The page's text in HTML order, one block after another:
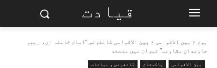
قیادت
ہوم بین الاقوامی
بین الاقوامی کانفرنس “امام خامنہ ای، رہبر
جاویدانِ مقاومت” تہران میں منعقد
بین الاقوامی پاکستان کانفرنس و بیانات